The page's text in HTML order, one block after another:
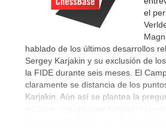
el
hablado de los últimos desarrollos
Sergey Karjakin y su exclusión de
la FIDE durante seis meses. El
claramente se distancia de los
Karjakin. Aún así se plantea la